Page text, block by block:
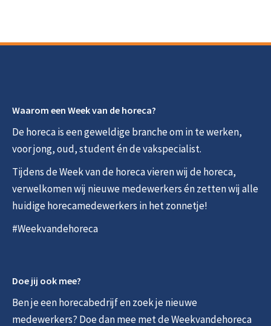
Waarom een Week van de horeca?
De horeca is een geweldige branche om in te werken,
voor jong, oud, student én de vakspecialist.
Tijdens de Week van de horeca vieren wij de horeca,
verwelkomen wij nieuwe medewerkers én zetten wij alle
huidige horecamedewerkers in het zonnetje!
#Weekvandehoreca
Doe jij ook mee?
Ben je een horecabedrijf en zoek je nieuwe
medewerkers? Doe dan mee met de Weekvandehoreca